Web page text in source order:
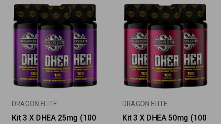
DRAGON ELITE
Kit 3 X DHEA 25mg (100
DRAGON ELITE
Kit 3 X DHEA 50mg (100